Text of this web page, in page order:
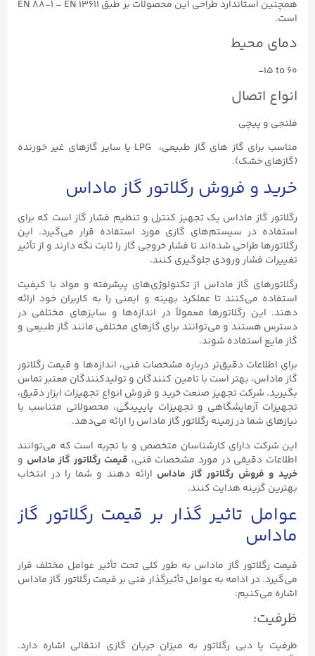
همچنین استاندارد طراحی این محصولات بر طبق EN ۸۸-۱ – EN ۱۳۶۱۱
است.
دمای محیط
-15 to 60
انواع اتصال
فلنجی و پیچی
مناسب برای گاز های گاز طبیعی، LPG یا سایر گازهای غیر خورنده
(گازهای خشک).
خرید و فروش رگلاتور گاز ماداس
رگلاتور گاز ماداس یک تجهیز کنترل و تنظیم فشار گاز است که برای
استفاده در سیستم‌های گازی مورد استفاده قرار می‌گیرد. این
رگلاتورها طراحی شده‌اند تا فشار خروجی گاز را ثابت نگه دارند و از تأثیر
تغییرات فشار ورودی جلوگیری کنند.
رگلاتورهای گاز ماداس از تکنولوژی‌های پیشرفته و مواد با کیفیت
استفاده می‌کنند تا عملکرد بهینه و ایمنی را به کاربران خود ارائه
دهند. این رگلاتورها معمولاً در اندازه‌ها و سایزهای مختلفی در
دسترس هستند و می‌توانند برای گازهای مختلفی مانند گاز طبیعی و
گاز مایع استفاده شوند.
برای اطلاعات دقیق‌تر درباره مشخصات فنی، اندازه‌ها و قیمت‌ رگلاتور
گاز ماداس، بهتر است با تامین کنندگان و تولیدکنندگان معتبر تماس
بگیرید. شرکت تجهیز صنعت خرید و فروش انواع تجهیزات ابزار دقیق،
تجهیزات آزمایشگاهی و تجهیزات پایپینگی، محصولاتی متناسب با
نیازهای شما در زمینه رگلاتور گاز ماداس را ارائه می‌دهد.
این شرکت دارای کارشناسان متخصص و با تجربه است که می‌توانند
اطلاعات دقیقی در مورد مشخصات فنی، قیمت رگلاتور گاز ماداس و
خرید و فروش رگلاتور گاز ماداس ارائه دهند و شما را در انتخاب
بهترین گزینه هدایت کنند.
عوامل تاثیر گذار بر قیمت رگلاتور گاز
ماداس
قیمت رگلاتور گاز ماداس به طور کلی تحت تأثیر عوامل مختلف قرار
می‌گیرد. در ادامه به عوامل تأثیرگذار فنی بر قیمت رگلاتور گاز ماداس
اشاره می‌کنیم:
ظرفیت:
ظرفیت یا دبی رگلاتور به میزان جریان گازی انتقالی اشاره دارد.